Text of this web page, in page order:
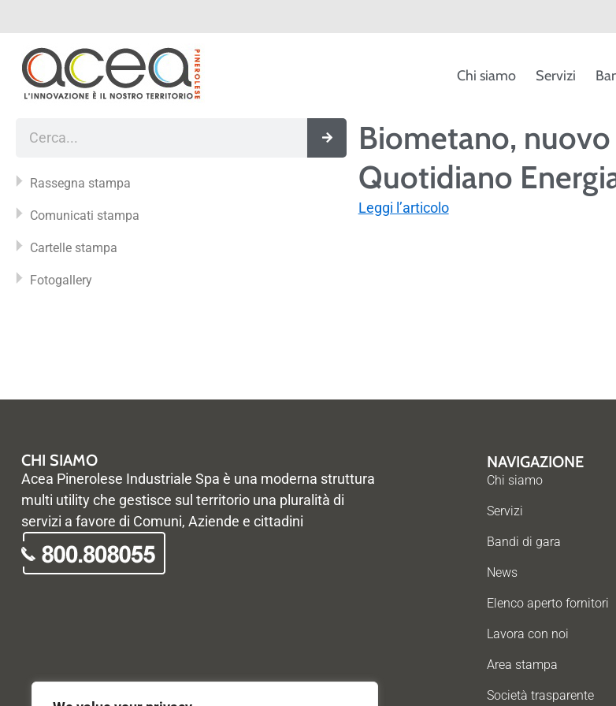
al
contenuto
Chi siamo Servizi
Rassegna stampa
Comunicati stampa
Cartelle stampa
Fotogallery
Biometano,
Quotidiano
Leggi l’articolo
CHI SIAMO
Acea Pinerolese Industriale Spa è una moderna struttura
multi utility che gestisce sul territorio una pluralità di
servizi a favore di Comuni, Aziende e cittadini
NAVIGAZIONE
Chi siamo
Servizi
Bandi di gara
News
Elenco aperto fornitori
Lavora con noi
Area stampa
Società trasparente